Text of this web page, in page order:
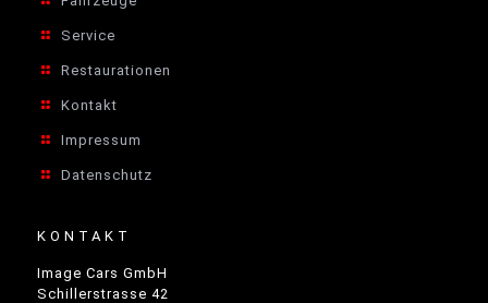
Service
Restaurationen
Kontakt
Impressum
Datenschutz
KONTAKT
Image Cars GmbH
Schillerstrasse 42